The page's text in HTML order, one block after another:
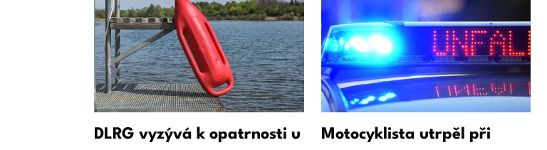
DLRG vyzývá k opatrnosti u
Motocyklista utrpěl při